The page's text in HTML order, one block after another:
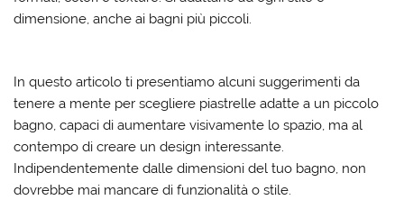
dimensione, anche ai bagni più piccoli.
In questo articolo ti presentiamo alcuni suggerimenti da
tenere a mente per scegliere piastrelle adatte a un piccolo
bagno, capaci di aumentare visivamente lo spazio, ma al
contempo di creare un design interessante.
Indipendentemente dalle dimensioni del tuo bagno, non
dovrebbe mai mancare di funzionalità o stile.